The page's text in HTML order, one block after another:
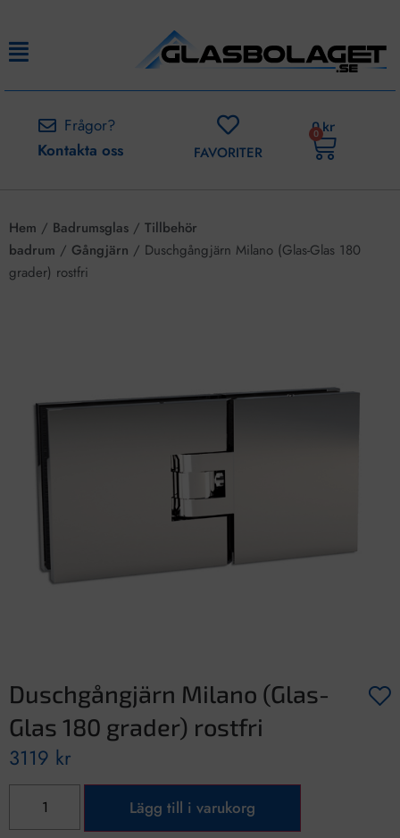
Frågor?
Kontakta oss
FAVORITER
0kr
0
Hem / Badrumsglas / Tillbehör
badrum / Gångjärn / Duschgångjärn Milano (Glas-Glas 180
grader) rostfri
Duschgångjärn Milano (Glas-
Glas 180 grader) rostfri
3119 kr
Lägg till i varukorg